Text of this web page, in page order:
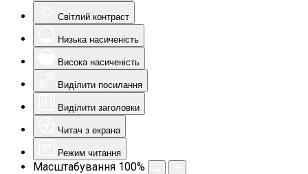
Світлий контраст
Низька насиченість
Висока насиченість
Виділити посилання
Виділити заголовки
Читач з екрана
Режим читання
Масштабування 100%